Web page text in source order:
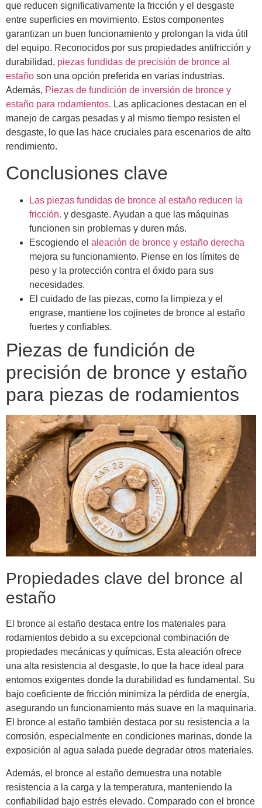
que reducen significativamente la fricción y el desgaste
entre superficies en movimiento. Estos componentes
garantizan un buen funcionamiento y prolongan la vida útil
del equipo. Reconocidos por sus propiedades antifricción y
durabilidad, piezas fundidas de precisión de bronce al
estaño son una opción preferida en varias industrias.
Además, Piezas de fundición de inversión de bronce y
estaño para rodamientos. Las aplicaciones destacan en el
manejo de cargas pesadas y al mismo tiempo resisten el
desgaste, lo que las hace cruciales para escenarios de alto
rendimiento.
Conclusiones clave
Las piezas fundidas de bronce al estaño reducen la
fricción. y desgaste. Ayudan a que las máquinas
funcionen sin problemas y duren más.
Escogiendo el aleación de bronce y estaño derecha
mejora su funcionamiento. Piense en los límites de
peso y la protección contra el óxido para sus
necesidades.
El cuidado de las piezas, como la limpieza y el
engrase, mantiene los cojinetes de bronce al estaño
fuertes y confiables.
Piezas de fundición de
precisión de bronce y estaño
para piezas de rodamientos
Propiedades clave del bronce al
estaño
El bronce al estaño destaca entre los materiales para
rodamientos debido a su excepcional combinación de
propiedades mecánicas y químicas. Esta aleación ofrece
una alta resistencia al desgaste, lo que la hace ideal para
entornos exigentes donde la durabilidad es fundamental. Su
bajo coeficiente de fricción minimiza la pérdida de energía,
asegurando un funcionamiento más suave en la maquinaria.
El bronce al estaño también destaca por su resistencia a la
corrosión, especialmente en condiciones marinas, donde la
exposición al agua salada puede degradar otros materiales.
Además, el bronce al estaño demuestra una notable
resistencia a la carga y la temperatura, manteniendo la
confiabilidad bajo estrés elevado. Comparado con el bronce